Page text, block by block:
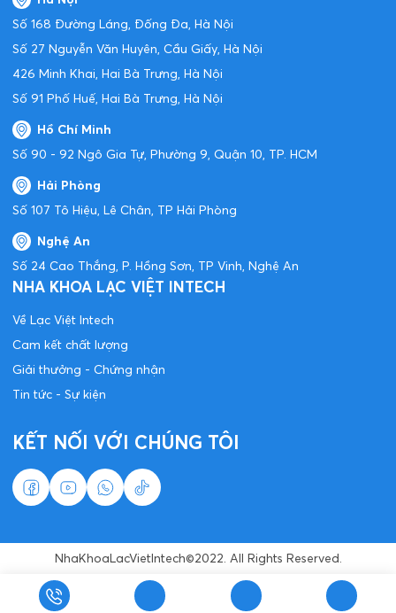
NHA KHOA LẠC VIỆT INTECH
Về Lạc Việt Intech
Cam kết chất lượng
Giải thưởng - Chứng nhận
Tin tức - Sự kiện
KẾT NỐI VỚI CHÚNG TÔI
Số 168 Đường Láng, Đống Đa, Hà Nội
Số 27 Nguyễn Văn Huyên, Cầu Giấy, Hà Nội
426 Minh Khai, Hai Bà Trưng, Hà Nội
Số 91 Phố Huế, Hai Bà Trưng, Hà Nội
Hồ Chí Minh
Số 90 - 92 Ngô Gia Tự, Phường 9, Quận 10, TP. HCM
Hải Phòng
Số 107 Tô Hiệu, Lê Chân, TP Hải Phòng
Nghệ An
Số 24 Cao Thắng, P. Hồng Sơn, TP Vinh, Nghệ An
NhaKhoaLacVietIntech©2022. All Rights Reserved.